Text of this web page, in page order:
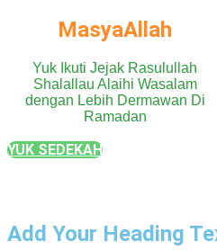
MasyaAllah
Yuk Ikuti Jejak Rasulullah
Shalallau Alaihi Wasalam
dengan Lebih Dermawan Di
Ramadan
YUK SEDEKAH
Add Your Heading